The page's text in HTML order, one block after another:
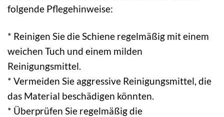
folgende Pflegehinweise:
* Reinigen Sie die Schiene regelmäßig mit einem
weichen Tuch und einem milden
Reinigungsmittel.
* Vermeiden Sie aggressive Reinigungsmittel, die
das Material beschädigen könnten.
* Überprüfen Sie regelmäßig die